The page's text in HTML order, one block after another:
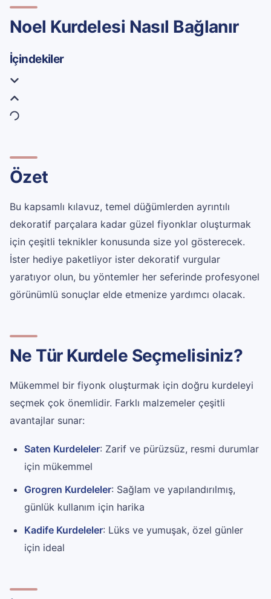
Noel Kurdelesi Nasıl Bağlanır
İçindekiler
Özet
Bu kapsamlı kılavuz, temel düğümlerden ayrıntılı
dekoratif parçalara kadar güzel fiyonklar oluşturmak
için çeşitli teknikler konusunda size yol gösterecek.
İster hediye paketliyor ister dekoratif vurgular
yaratıyor olun, bu yöntemler her seferinde profesyonel
görünümlü sonuçlar elde etmenize yardımcı olacak.
Ne Tür Kurdele Seçmelisiniz?
Mükemmel bir fiyonk oluşturmak için doğru kurdeleyi
seçmek çok önemlidir. Farklı malzemeler çeşitli
avantajlar sunar:
Saten Kurdeleler: Zarif ve pürüzsüz, resmi durumlar
için mükemmel
Grogren Kurdeleler: Sağlam ve yapılandırılmış,
günlük kullanım için harika
Kadife Kurdeleler: Lüks ve yumuşak, özel günler
için ideal